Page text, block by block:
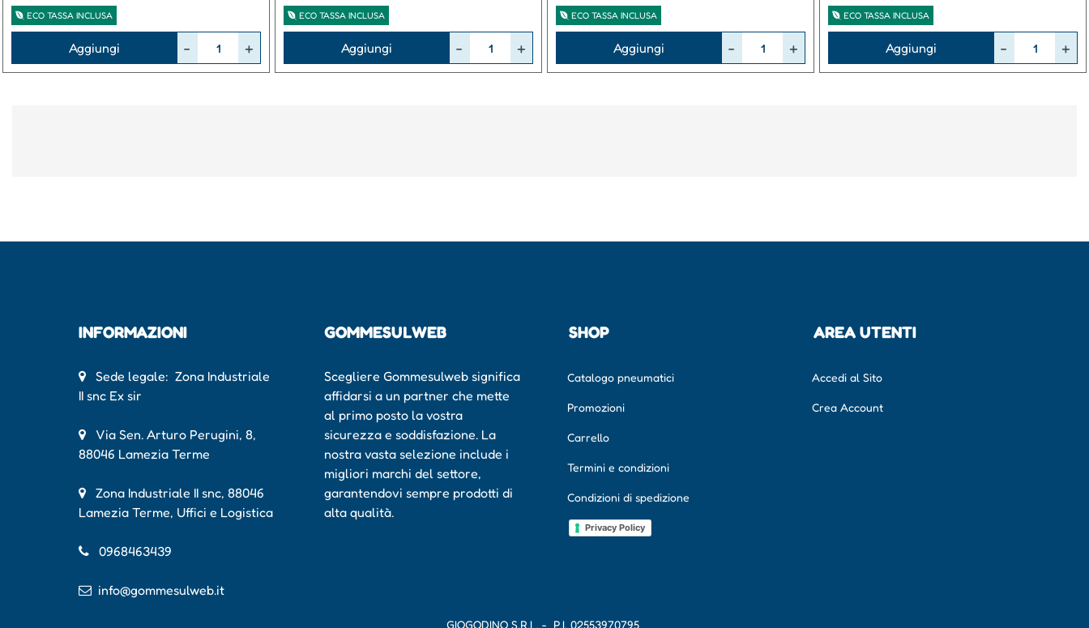
ECO TASSA INCLUSA
Aggiungi
ECO TASSA INCLUSA
Aggiungi
ECO TASSA INCLUSA
Aggiungi
ECO TASSA INCLUSA
Aggiungi
INFORMAZIONI
Sede legale: Zona Industriale
II snc Ex sir
Via Sen. Arturo Perugini, 8,
88046 Lamezia Terme
Zona Industriale II snc, 88046
Lamezia Terme, Uffici e Logistica
0968463439
info@gommesulweb.it
GOMMESULWEB
Scegliere Gommesulweb significa
affidarsi a un partner che mette
al primo posto la vostra
sicurezza e soddisfazione. La
nostra vasta selezione include i
migliori marchi del settore,
garantendovi sempre prodotti di
alta qualità.
SHOP
Catalogo pneumatici
Promozioni
Carrello
Termini e condizioni
Condizioni di spedizione
Privacy Policy
AREA UTENTI
Accedi al Sito
Crea Account
GIOGODINO S.R.L. - P.I. 02553970795